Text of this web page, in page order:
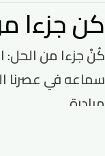
كن جزءا
سماعه في عصرنا
مبادرة ...